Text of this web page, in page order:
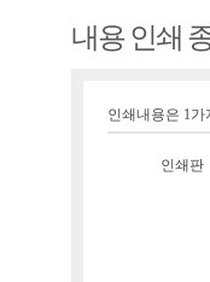
내용 인쇄
인쇄내용은 1
인쇄판